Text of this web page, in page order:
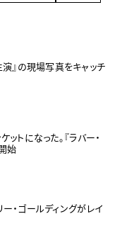
演』の現場写真をキャッチ
トになった。『ラバー・
始
・ゴールディングがレイ